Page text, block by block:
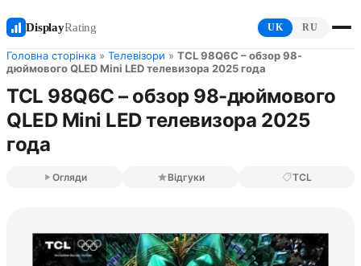
DisplayRating UK RU
Головна сторінка » Телевізори » TCL 98Q6C – обзор 98-
дюймового QLED Mini LED телевизора 2025 года
TCL 98Q6C – обзор 98-дюймового
QLED Mini LED телевизора 2025
года
Огляди Відгуки TCL